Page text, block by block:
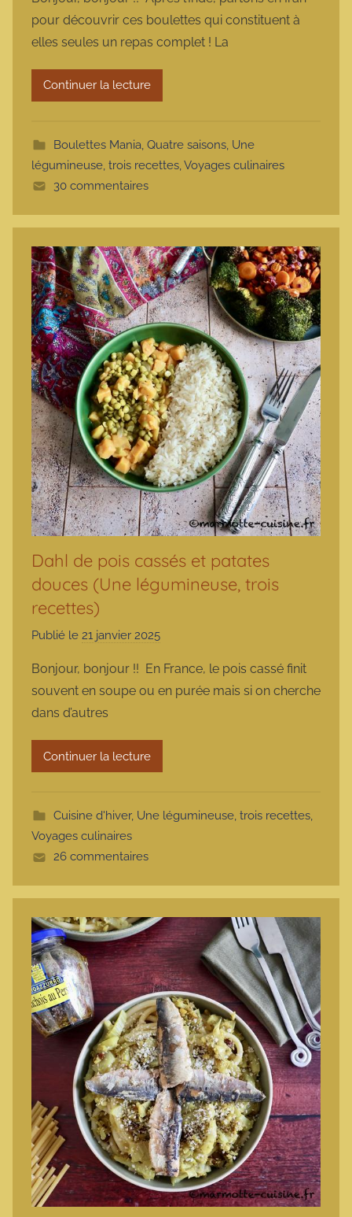
r
m
a
r
t
e
pour découvrir ces boulettes qui constituent à
elles seules un repas complet ! La
Continuer la lecture
Boulettes Mania, Quatre saisons, Une
légumineuse, trois recettes,Voyages culinaires
30 commentaires
Dahl de pois cassés et patates
douces (Une légumineuse, trois
recettes)
Publié le 21 janvier 2025
m
r
t
Bonjour, bonjour !! En France, le pois cassé finit
souvent en soupe ou en purée mais si on cherche
dans d’autres
Continuer la lecture
Cuisine d'hiver, Une légumineuse, trois recettes,
Voyages culinaires
26 commentaires